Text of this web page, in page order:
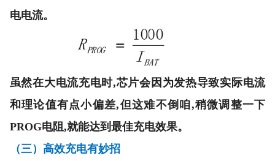
电电流。
虽然在大电流充电时,芯片会因为发热导致实际电流
和理论值有点小偏差,但这难不倒咱,稍微调整一下
PROG电阻,就能达到最佳充电效果。
（三）高效充电有妙招